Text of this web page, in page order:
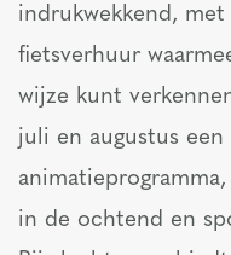
indrukwekkend,
fietsverhuur
wijze kunt
juli en augustus een
in de ochtend en